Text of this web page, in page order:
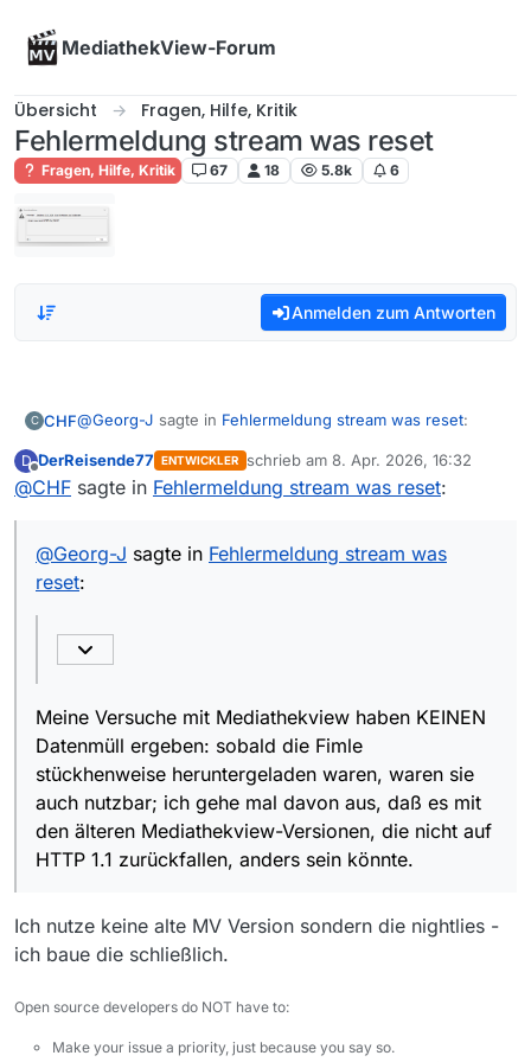
MediathekView-Forum
Übersicht Fragen, Hilfe, Kritik
Fehlermeldung stream was reset
Fragen, Hilfe, Kritik 67 18 5.8k 6
Anmelden zum Antworten
C CHF@Georg-J sagte in Fehlermeldung stream was reset:
@DerReisende77sagte inFehlermeldung stream
@ chfDie Server haben ein Problem und dies
die mp4-Box-Struktur war auch fehlerfrei.
Datenmüll ergeben: sobald die Fimle stückhenweise
heruntergeladen waren, waren sie auch nutzbar; ich
gehe mal davon aus, daß es mit den älteren
zurückfallen, anders sein könnte.
D
Offline
DerReisende77 ENTWICKLER schrieb am 8. Apr. 2026, 16:32
zuletzt editiert von
@CHF sagte in Fehlermeldung stream was reset:
@Georg-J sagte in Fehlermeldung stream was
reset:
Meine Versuche mit Mediathekview haben KEINEN
Datenmüll ergeben: sobald die Fimle
stückhenweise heruntergeladen waren, waren sie
auch nutzbar; ich gehe mal davon aus, daß es mit
den älteren Mediathekview-Versionen, die nicht auf
HTTP 1.1 zurückfallen, anders sein könnte.
Ich nutze keine alte MV Version sondern die nightlies -
ich baue die schließlich.
Open source developers do NOT have to:
Make your issue a priority, just because you say so.